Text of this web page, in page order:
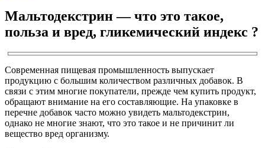
Мальтодекстрин — что это такое,
польза и вред, гликемический индекс ?
Современная пищевая промышленность выпускает
продукцию с большим количеством различных добавок. В
связи с этим многие покупатели, прежде чем купить продукт,
обращают внимание на его составляющие. На упаковке в
перечне добавок часто можно увидеть мальтодекстрин,
однако не многие знают, что это такое и не причинит ли
вещество вред организму.